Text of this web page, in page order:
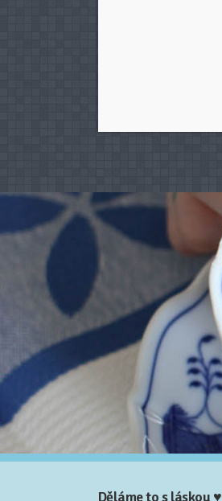
Děláme to s láskou ♥